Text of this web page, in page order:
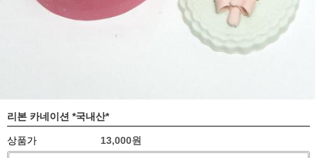
리본 카네이션 *국내산*
상품가 13,000원